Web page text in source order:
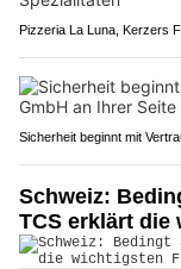
Pizzeria La Luna, Kerzers
Sicherheit beginnt mit
Schweiz:
TCS erklärt die